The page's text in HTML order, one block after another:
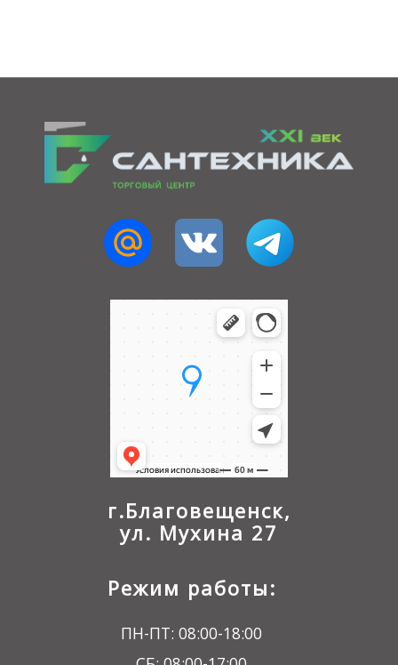
г.Благовещенск,
ул. Мухина 27
Режим работы:
ПН-ПТ: 08:00-18:00